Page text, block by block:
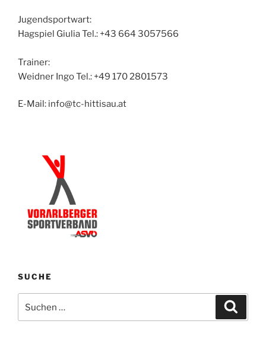
Jugendsportwart:
Hagspiel Giulia Tel.: +43 664 3057566
Trainer:
Weidner Ingo Tel.: +49 170 2801573
E-Mail: info@tc-hittisau.at
SUCHE
nach: